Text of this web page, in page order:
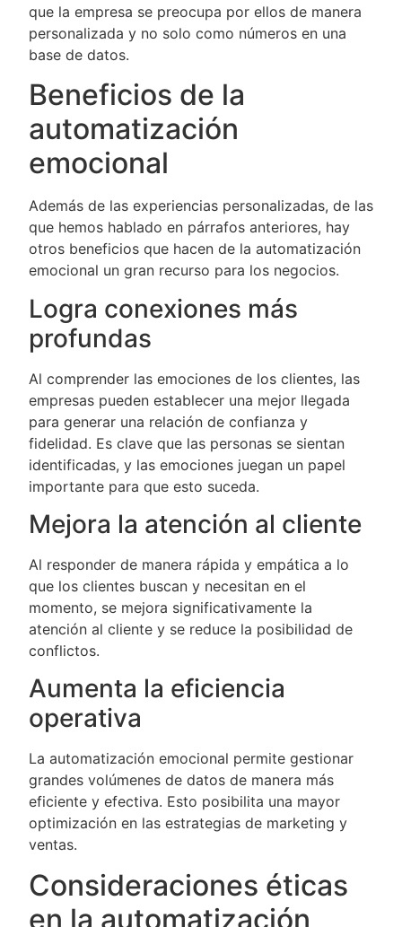
que la empresa se preocupa por ellos de manera
personalizada y no solo como números en una
base de datos.
Beneficios de la
automatización
emocional
Además de las experiencias personalizadas, de las
que hemos hablado en párrafos anteriores, hay
otros beneficios que hacen de la automatización
emocional un gran recurso para los negocios.
Logra conexiones más
profundas
Al comprender las emociones de los clientes, las
empresas pueden establecer una mejor llegada
para generar una relación de confianza y
fidelidad. Es clave que las personas se sientan
identificadas, y las emociones juegan un papel
importante para que esto suceda.
Mejora la atención al cliente
Al responder de manera rápida y empática a lo
que los clientes buscan y necesitan en el
momento, se mejora significativamente la
atención al cliente y se reduce la posibilidad de
conflictos.
Aumenta la eficiencia
operativa
La automatización emocional permite gestionar
grandes volúmenes de datos de manera más
eficiente y efectiva. Esto posibilita una mayor
optimización en las estrategias de marketing y
ventas.
Consideraciones éticas
en la automatización